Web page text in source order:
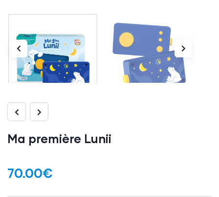
Ma première Lunii
70.00€